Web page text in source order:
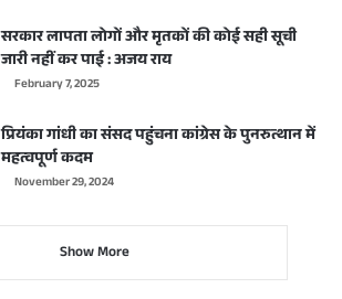
सरकार लापता लोगों और मृतकों की कोई सही सूची
जारी नहीं कर पाई : अजय राय
February 7, 2025
प्रियंका गांधी का संसद पहुंचना कांग्रेस के पुनरुत्थान में
महत्वपूर्ण कदम
November 29, 2024
Show More